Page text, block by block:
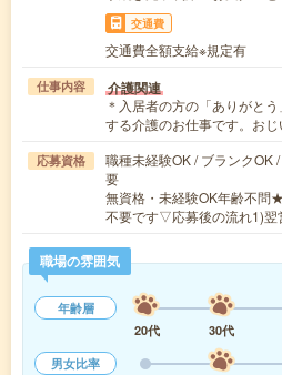
交通費
交通費全額支給※規定有
仕事内容 介護関連
＊入居者の方の「ありがと
する介護のお仕事です。お
応募資格
職種未経験OK / ブランクOK
要
無資格・未経験OK年齢不
不要です▽応募後の流れ1)
職場の雰囲気
年齢層
20代
30代
男女比率